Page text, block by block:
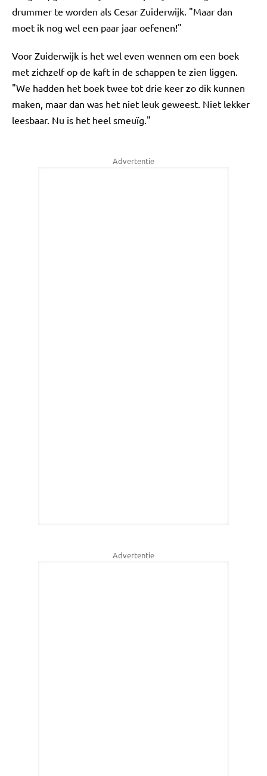
drummer te worden als Cesar Zuiderwijk. "Maar dan
moet ik nog wel een paar jaar oefenen!"
Voor Zuiderwijk is het wel even wennen om een boek
met zichzelf op de kaft in de schappen te zien liggen.
"We hadden het boek twee tot drie keer zo dik kunnen
maken, maar dan was het niet leuk geweest. Niet lekker
leesbaar. Nu is het heel smeuïg."
Advertentie
Advertentie